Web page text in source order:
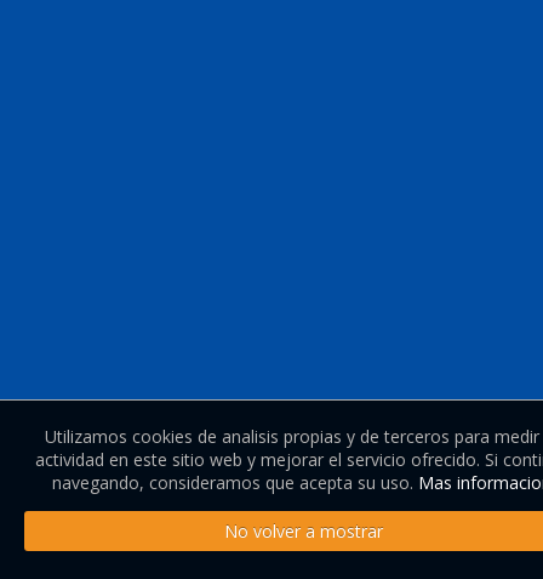
Utilizamos cookies de analisis propias y de terceros para medir
actividad en este sitio web y mejorar el servicio ofrecido. Si
navegando, consideramos que acepta su uso. Mas
No volver a mostrar